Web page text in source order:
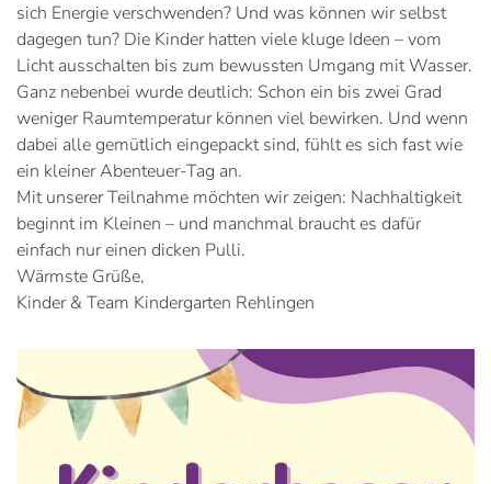
sich Energie verschwenden? Und was können wir selbst
dagegen tun? Die Kinder hatten viele kluge Ideen – vom
Licht ausschalten bis zum bewussten Umgang mit Wasser.
Ganz nebenbei wurde deutlich: Schon ein bis zwei Grad
weniger Raumtemperatur können viel bewirken. Und wenn
dabei alle gemütlich eingepackt sind, fühlt es sich fast wie
ein kleiner Abenteuer-Tag an.
Mit unserer Teilnahme möchten wir zeigen: Nachhaltigkeit
beginnt im Kleinen – und manchmal braucht es dafür
einfach nur einen dicken Pulli.
Wärmste Grüße,
Kinder & Team Kindergarten Rehlingen